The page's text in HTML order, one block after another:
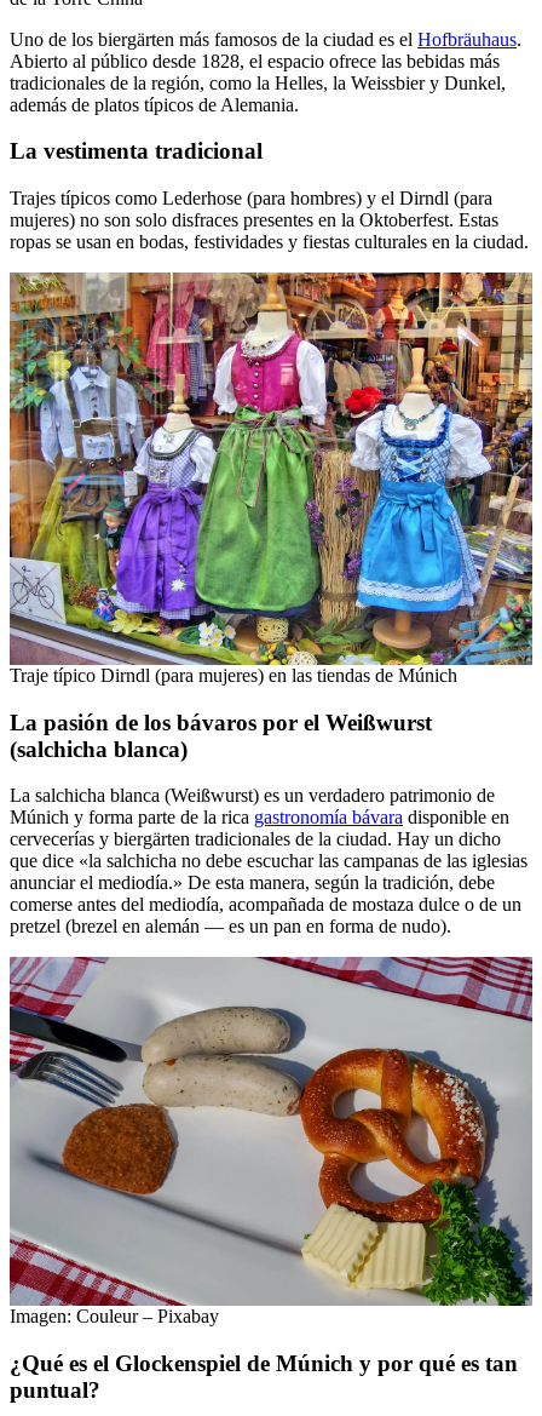
Uno de los biergärten más famosos de la ciudad es el Hofbräuhaus.
Abierto al público desde 1828, el espacio ofrece las bebidas más
tradicionales de la región, como la Helles, la Weissbier y Dunkel,
además de platos típicos de Alemania.
La vestimenta tradicional
Trajes típicos como Lederhose (para hombres) y el Dirndl (para
mujeres) no son solo disfraces presentes en la Oktoberfest. Estas
ropas se usan en bodas, festividades y fiestas culturales en la ciudad.
Traje típico Dirndl (para mujeres) en las tiendas de Múnich
La pasión de los bávaros por el Weißwurst
(salchicha blanca)
La salchicha blanca (Weißwurst) es un verdadero patrimonio de
Múnich y forma parte de la rica gastronomía bávara disponible en
cervecerías y biergärten tradicionales de la ciudad. Hay un dicho
que dice «la salchicha no debe escuchar las campanas de las iglesias
anunciar el mediodía.» De esta manera, según la tradición, debe
comerse antes del mediodía, acompañada de mostaza dulce o de un
pretzel (brezel en alemán — es un pan en forma de nudo).
Imagen: Couleur – Pixabay
¿Qué es el Glockenspiel de Múnich y por qué es tan
puntual?